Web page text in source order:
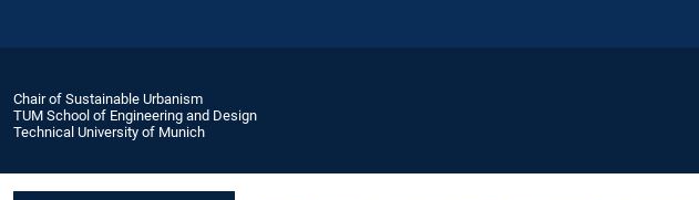
Chair of Sustainable Urbanism
TUM School of Engineering and Design
Technical University of Munich